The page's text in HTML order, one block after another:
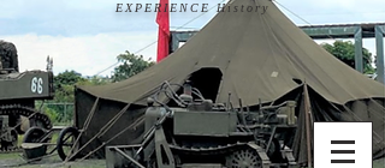
EXPERIENCE History